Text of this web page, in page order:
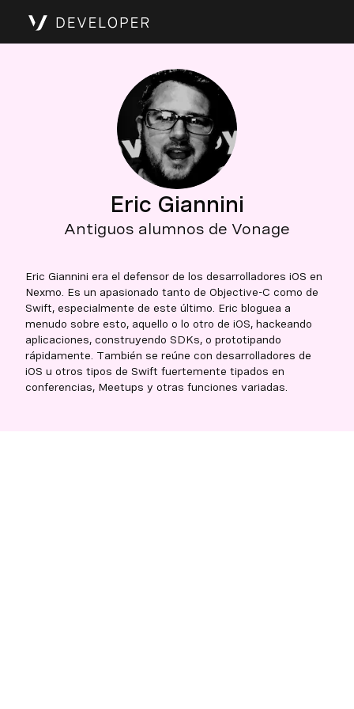
Eric Giannini
Antiguos alumnos de Vonage
Eric Giannini era el defensor de los desarrolladores iOS en
Nexmo. Es un apasionado tanto de Objective-C como de
Swift, especialmente de este último. Eric bloguea a
menudo sobre esto, aquello o lo otro de iOS, hackeando
aplicaciones, construyendo SDKs, o prototipando
rápidamente. También se reúne con desarrolladores de
iOS u otros tipos de Swift fuertemente tipados en
conferencias, Meetups y otras funciones variadas.